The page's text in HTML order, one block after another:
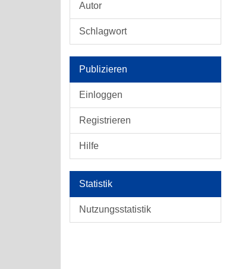
Autor
Schlagwort
Publizieren
Einloggen
Registrieren
Hilfe
Statistik
Nutzungsstatistik